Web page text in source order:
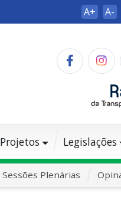
A+ A-
Projetos Legislações
Sessões Plenárias